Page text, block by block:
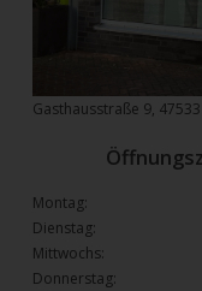
Gasthausstraße 9,
Montag:
Dienstag:
Mittwochs:
Donnerstag: